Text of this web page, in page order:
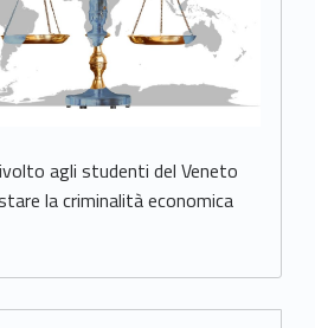
agli studenti del Veneto
la criminalità economica